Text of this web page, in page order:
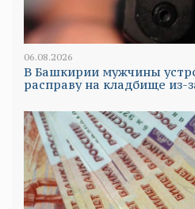
06.08.2026
В Башкирии мужчины
расправу на кладбище из-